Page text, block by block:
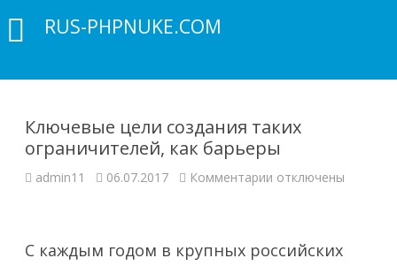
RUS-PHPNUKE.COM
Ключевые цели создания таких
ограничителей, как барьеры
admin11 06.07.2017 Комментарии к
ограничителей,
отключены
С каждым годом в крупных российских